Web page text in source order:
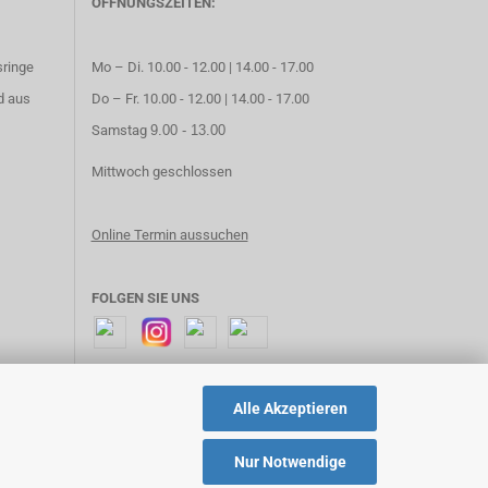
Alle Akzeptieren
Nur Notwendige
aus
Mo – Di. 10.00 - 12.00 | 14.00 - 17.00
Do – Fr. 10.00 - 12.00 | 14.00 - 17.00
Samstag 9.00 - 13.00
Mittwoch geschlossen
Online Termin aussuchen
FOLGEN SIE UNS